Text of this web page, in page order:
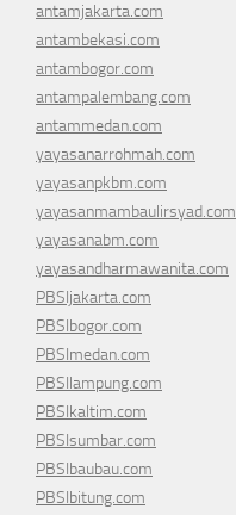
antamjakarta.com
antambekasi.com
antambogor.com
antampalembang.com
antammedan.com
yayasanarrohmah.com
yayasanpkbm.com
yayasanmambaulirsyad.com
yayasanabm.com
yayasandharmawanita.com
PBSIjakarta.com
PBSIbogor.com
PBSImedan.com
PBSIlampung.com
PBSIkaltim.com
PBSIsumbar.com
PBSIbaubau.com
PBSIbitung.com